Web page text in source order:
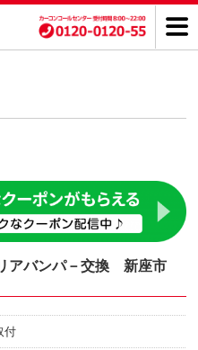
アバンパ－交換 新座市
付